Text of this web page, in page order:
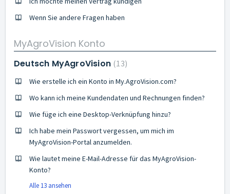
Wenn Sie andere Fragen haben
MyAgroVision Konto
Deutsch MyAgroVision 13
Wie erstelle ich ein Konto in My.AgroVision.com?
Wo kann ich meine Kundendaten und Rechnungen finden?
Wie füge ich eine Desktop-Verknüpfung hinzu?
Ich habe mein Passwort vergessen, um mich im
MyAgroVision-Portal anzumelden.
Wie lautet meine E-Mail-Adresse für das MyAgroVision-
Konto?
Alle 13 ansehen